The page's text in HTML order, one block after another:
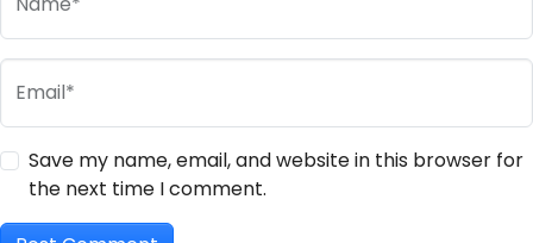
Email*
Save my name, email, and website in this browser for
the next time I comment.